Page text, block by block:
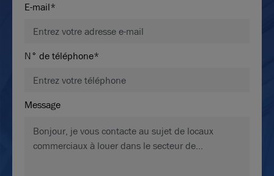
E-mail*
N° de téléphone*
Message